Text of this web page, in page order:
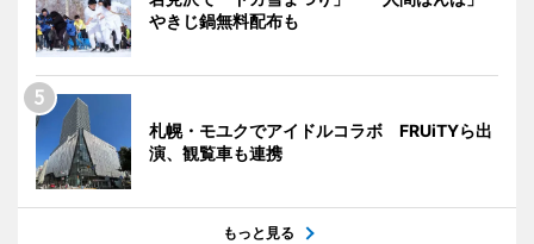
やきじ鍋無料配布も
札幌・モユクでアイドルコラボ FRUiTYら出
演、観覧車も連携
もっと見る